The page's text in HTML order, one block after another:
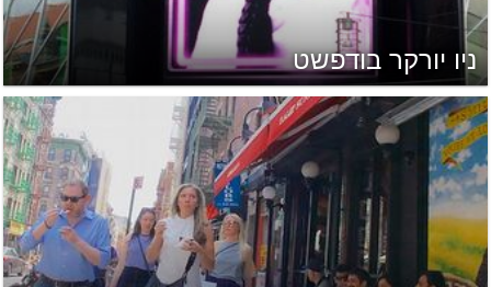
ניו יורקר בודפשט